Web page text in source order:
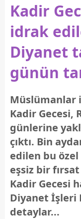
Kadir
idrak
Diyanet
günün
Müslümanlar
Kadir Gecesi,
günlerine
çıktı. Bin
edilen bu
eşsiz bir fırsat
Kadir Gecesi
Diyanet İşleri
detaylar...